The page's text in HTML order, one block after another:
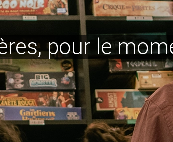
pour le